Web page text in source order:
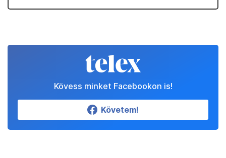
Kövess minket Facebookon is!
Követem!